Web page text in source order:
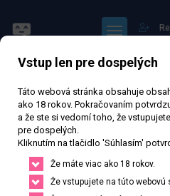
TARA
59 104 zhlédnutí Ověřený inzerát
Vstup len pre dospelých
Táto webová stránka obsahuje
ako 18 rokov. Pokračovaním
a že ste si vedomí toho, že
pre dospelých.
Kliknutím na tlačidlo 'Súhlasím'
Že máte viac ako 18 rokov.
Že vstupujete na túto webovú